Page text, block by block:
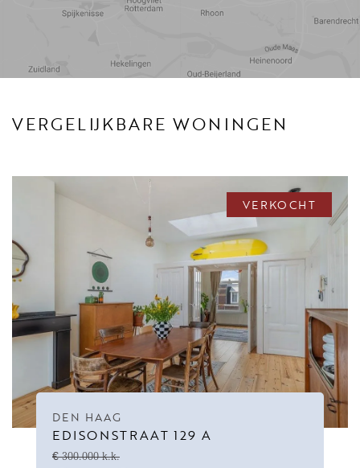
Voorzieningen
VERGELIJKBARE WONINGEN
VERKOCHT
DEN HAAG
EDISONSTRAAT 129 A
€ 300.000 k.k.